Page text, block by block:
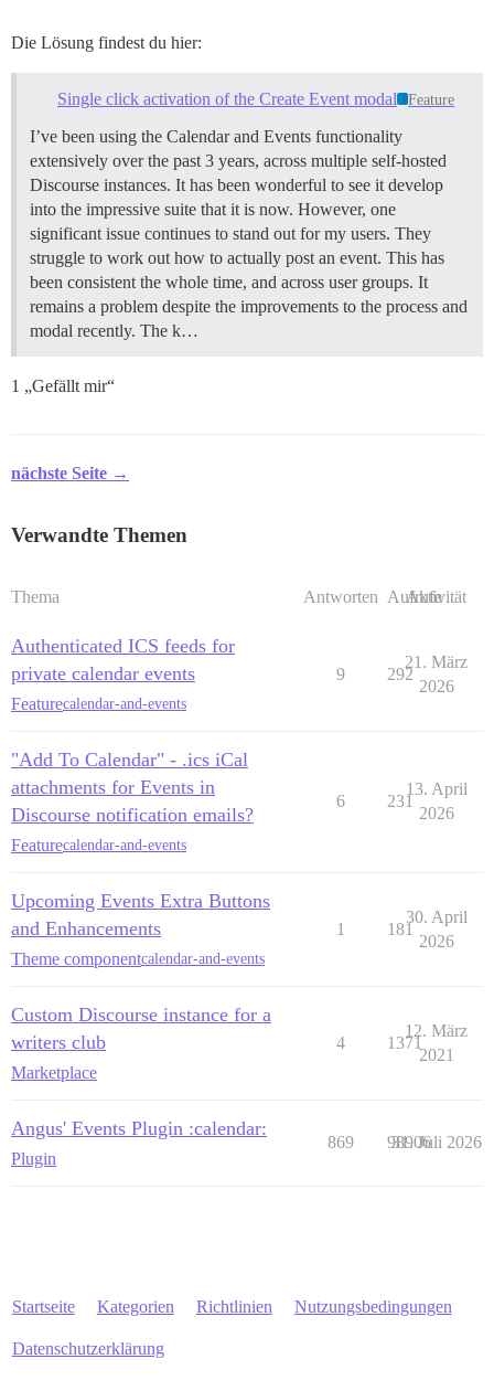
Die Lösung findest du hier:
Single click activation of the Create Event modal Feature
I’ve been using the Calendar and Events functionality
extensively over the past 3 years, across multiple self-hosted
Discourse instances. It has been wonderful to see it develop
into the impressive suite that it is now. However, one
significant issue continues to stand out for my users. They
struggle to work out how to actually post an event. This has
been consistent the whole time, and across user groups. It
remains a problem despite the improvements to the process and
modal recently. The k…
1 „Gefällt mir“
nächste Seite →
Verwandte Themen
Thema Antworten Aufrufe
Aktivität
Authenticated ICS feeds for
private calendar events
Featurecalendar-and-events
9 292
21. März
2026
"Add To Calendar" - .ics iCal
attachments for Events in
Discourse notification emails?
Featurecalendar-and-events
6 231
13. April
2026
Upcoming Events Extra Buttons
and Enhancements
Theme componentcalendar-and-events
1 181
30. April
2026
Custom Discourse instance for a
writers club
Marketplace
4 1371
12. März
2021
Angus' Events Plugin :calendar:
Plugin
869 98906
31. Juli 2026
Startseite Kategorien Richtlinien Nutzungsbedingungen
Datenschutzerklärung